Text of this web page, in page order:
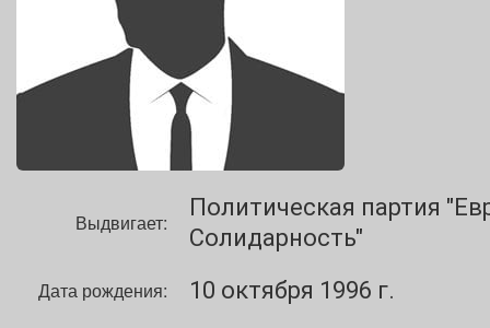
Выдвигает:
Политическая партия
Солидарность"
Дата рождения: 10 октября 1996 г.